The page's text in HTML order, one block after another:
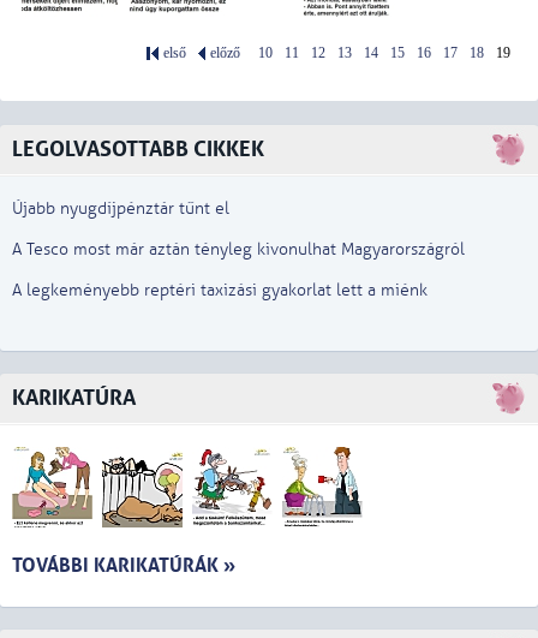
első előző 10 11 12 13 14 15 16 17 18 19
LEGOLVASOTTABB CIKKEK
Újabb nyugdíjpénztár tűnt el
A Tesco most már aztán tényleg kivonulhat Magyarországról
A legkeményebb reptéri taxizási gyakorlat lett a miénk
KARIKATÚRA
TOVÁBBI KARIKATÚRÁK »